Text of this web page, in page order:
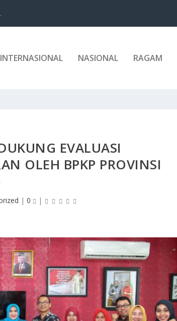
INTERNASIONAL NASIONAL RAGAM
EVALUASI
OLEH BPKP PROVINSI
| 0 |